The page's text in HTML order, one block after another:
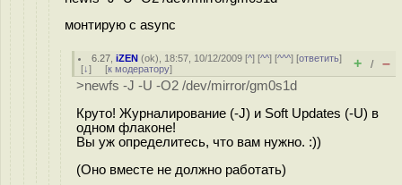
монтирую с async
6.27 ,iZEN (ok), 18:57, 10/12/2009 [^] [^^] [^^^] [ответить]
[↓] [к модератору] + / –
>newfs -J -U -O2 /dev/mirror/gm0s1d
Круто! Журналирование (-J) и Soft Updates (-U) в
одном флаконе!
Вы уж определитесь, что вам нужно. :))
(Оно вместе не должно работать)